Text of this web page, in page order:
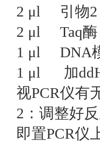
2 μl 引
2 μl
1 μl DNA
1 μl 加
视PCR仪有
2：调整好
即置PCR仪